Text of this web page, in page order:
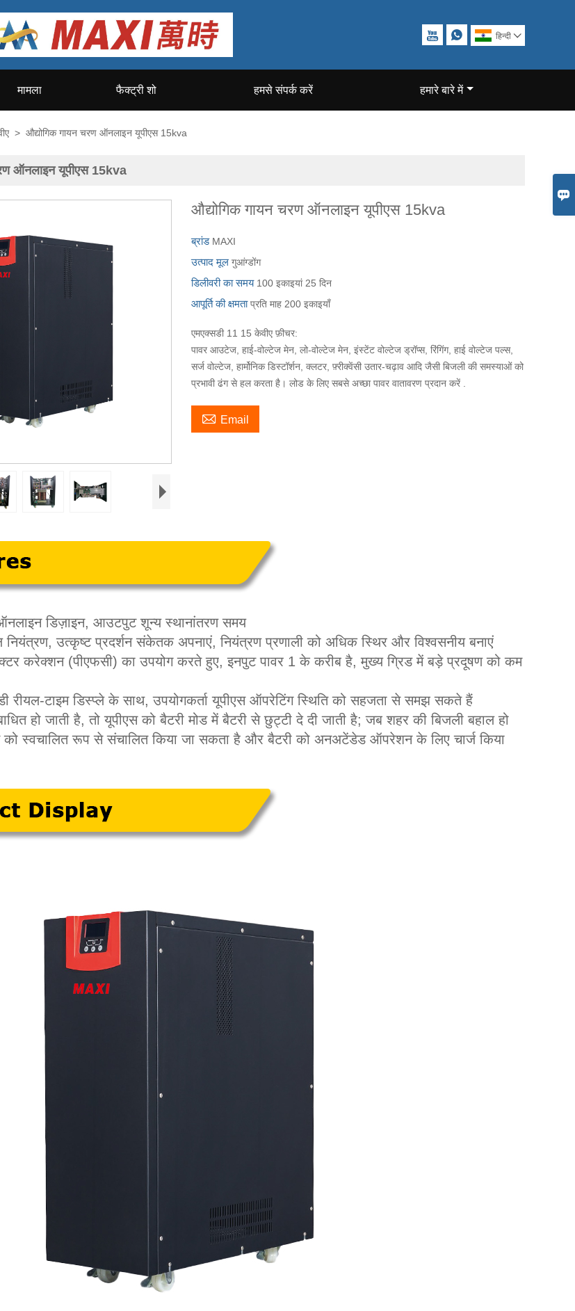

  हिन्दी 
मामला फैक्ट्री शो हमसे संपर्क करें हमारे बारे में
> औद्योगिक गायन चरण ऑनलाइन यूपीएस 15kva
ऑनलाइन यूपीएस 15kva
औद्योगिक गायन चरण ऑनलाइन यूपीएस 15kva
ब्रांड MAXI
उत्पाद मूलगुआंग्डोंग
डिलीवरी का समय 100 इकाइयां 25 दिन
आपूर्ति की क्षमताप्रति माह 200 इकाइयाँ
एमएक्सडी 11 15 केवीए फ़ीचर:
पावर आउटेज, हाई-वोल्टेज मेन, लो-वोल्टेज मेन, इंस्टेंट वोल्टेज ड्रॉप्स, रिंगिंग, हाई वोल्टेज पल्स,
सर्ज वोल्टेज, हार्मोनिक डिस्टॉर्शन, क्लटर, फ़्रीक्वेंसी उतार-चढ़ाव आदि जैसी बिजली की समस्याओं को
प्रभावी ढंग से हल करता है। लोड के लिए सबसे अच्छा पावर वातावरण प्रदान करें .
 Email
डिज़ाइन, आउटपुट शून्य स्थानांतरण समय
नियंत्रण, उत्कृष्ट प्रदर्शन संकेतक अपनाएं, नियंत्रण प्रणाली को अधिक स्थिर और विश्वसनीय बनाएं
करेक्शन (पीएफसी) का उपयोग करते हुए, इनपुट पावर 1 के करीब है, मुख्य ग्रिड में बड़े प्रदूषण को कम
रीयल-टाइम डिस्प्ले के साथ, उपयोगकर्ता यूपीएस ऑपरेटिंग स्थिति को सहजता से समझ सकते हैं
हो जाती है, तो यूपीएस को बैटरी मोड में बैटरी से छुट्टी दे दी जाती है; जब शहर की बिजली बहाल हो
को स्वचालित रूप से संचालित किया जा सकता है और बैटरी को अनअटेंडेड ऑपरेशन के लिए चार्ज किया